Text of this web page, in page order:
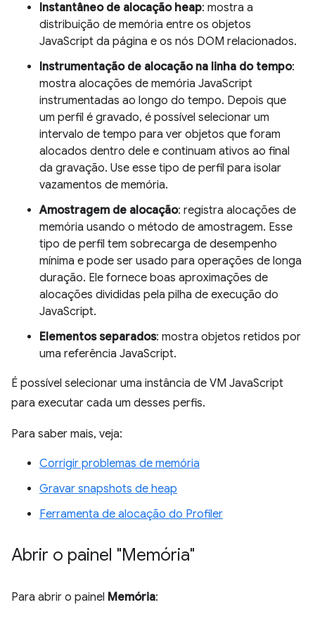
Instantâneo de alocação heap: mostra a
distribuição de memória entre os objetos
JavaScript da página e os nós DOM relacionados.
Instrumentação de alocação na linha do tempo:
mostra alocações de memória JavaScript
instrumentadas ao longo do tempo. Depois que
um perfil é gravado, é possível selecionar um
intervalo de tempo para ver objetos que foram
alocados dentro dele e continuam ativos ao final
da gravação. Use esse tipo de perfil para isolar
vazamentos de memória.
Amostragem de alocação: registra alocações de
memória usando o método de amostragem. Esse
tipo de perfil tem sobrecarga de desempenho
mínima e pode ser usado para operações de longa
duração. Ele fornece boas aproximações de
alocações divididas pela pilha de execução do
JavaScript.
Elementos separados: mostra objetos retidos por
uma referência JavaScript.
É possível selecionar uma instância de VM JavaScript
para executar cada um desses perfis.
Para saber mais, veja:
Corrigir problemas de memória
Gravar snapshots de heap
Ferramenta de alocação do Profiler
Abrir o painel "Memória"
Para abrir o painel Memória: